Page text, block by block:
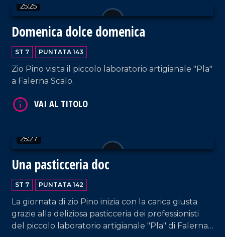
25:25
Domenica dolce domenica
ST 7 PUNTATA 143
Zio Pino visita il piccolo laboratorio artigianale "Pla"
a Falerna Scalo.
25:27
Una pasticceria doc
ST 7 PUNTATA 142
La giornata di zio Pino inizia con la carica giusta
grazie alla deliziosa pasticceria dei professionisti
del piccolo laboratorio artigianale "Pla" di Falerna
VAI AL TITOLO